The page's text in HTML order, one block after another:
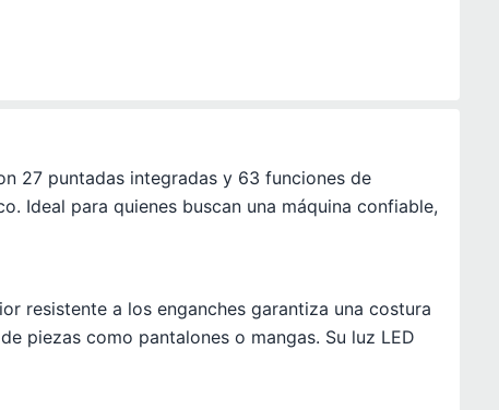
27 puntadas integradas y 63 funciones de
Ideal para quienes buscan una máquina confiable,
resistente a los enganches garantiza una costura
piezas como pantalones o mangas. Su luz LED